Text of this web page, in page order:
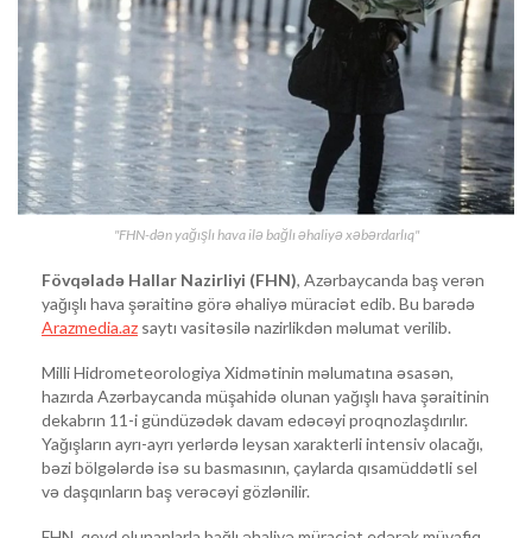
"FHN-dən yağışlı hava ilə bağlı əhaliyə xəbərdarlıq"
Fövqəladə Hallar Nazirliyi (FHN), Azərbaycanda baş verən
yağışlı hava şəraitinə görə əhaliyə müraciət edib. Bu barədə
Arazmedia.az saytı vasitəsilə nazirlikdən məlumat verilib.
Milli Hidrometeorologiya Xidmətinin məlumatına əsasən,
hazırda Azərbaycanda müşahidə olunan yağışlı hava şəraitinin
dekabrın 11-i gündüzədək davam edəcəyi proqnozlaşdırılır.
Yağışların ayrı-ayrı yerlərdə leysan xarakterli intensiv olacağı,
bəzi bölgələrdə isə su basmasının, çaylarda qısamüddətli sel
və daşqınların baş verəcəyi gözlənilir.